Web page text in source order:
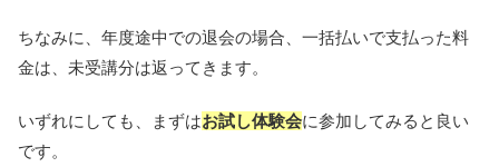
ちなみに、年度途中での退会の場合、一括払いで支払った料
金は、未受講分は返ってきます。
いずれにしても、まずはお試し体験会に参加してみると良い
です。